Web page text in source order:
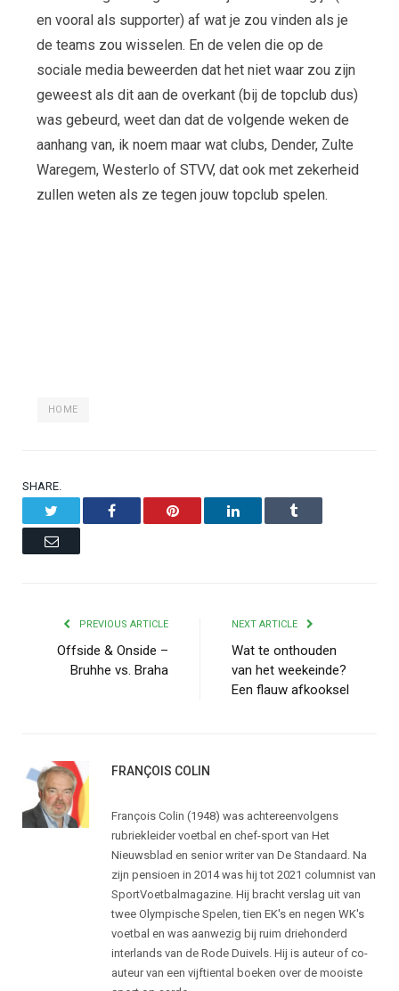
en vooral als supporter) af wat je zou vinden als je
de teams zou wisselen. En de velen die op de
sociale media beweerden dat het niet waar zou zijn
geweest als dit aan de overkant (bij de topclub dus)
was gebeurd, weet dan dat de volgende weken de
aanhang van, ik noem maar wat clubs, Dender, Zulte
Waregem, Westerlo of STVV, dat ook met zekerheid
zullen weten als ze tegen jouw topclub spelen.
HOME
SHARE.
Facebook Pinterest LinkedIn Tumblr
Email
PREVIOUS ARTICLE
Offside & Onside –
Bruhhe vs. Braha
NEXT ARTICLE
Wat te onthouden
van het weekeinde?
Een flauw afkooksel
FRANÇOIS COLIN
François Colin (1948) was achtereenvolgens
rubriekleider voetbal en chef-sport van Het
Nieuwsblad en senior writer van De Standaard. Na
zijn pensioen in 2014 was hij tot 2021 columnist van
SportVoetbalmagazine. Hij bracht verslag uit van
twee Olympische Spelen, tien EK's en negen WK's
voetbal en was aanwezig bij ruim driehonderd
interlands van de Rode Duivels. Hij is auteur of co-
auteur van een vijftiental boeken over de mooiste